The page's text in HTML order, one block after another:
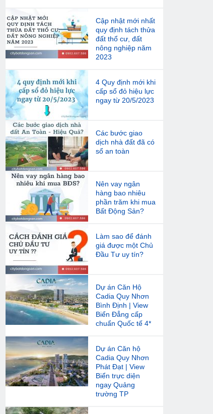
Cập nhật mới nhất
quy định tách thửa
đất thổ cư, đất
nông nghiệp năm
2023
4 Quy định mới khi
cấp sổ đỏ hiệu lực
ngay từ 20/5/2023
Các bước giao
dịch nhà đất đã có
sổ an toàn
Nên vay ngân
hàng bao nhiêu
phần trăm khi mua
Bất Động Sản?
Làm sao để đánh
giá được một Chủ
Đầu Tư uy tín?
Dự án Căn Hộ
Cadia Quy Nhơn
Bình Định | View
Biển Đẳng cấp
chuẩn Quốc tế 4*
Dự án Căn hộ
Cadia Quy Nhơn
Phát Đạt | View
Biển trực diện
ngay Quảng
trường TP